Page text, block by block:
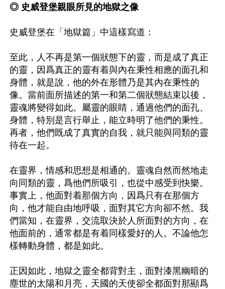
◎ 史威登堡親眼所見的地獄之像
史威登堡在「地獄篇」中這樣寫道：
至此，人不再是第一個狀態下的靈，而是成了真正
的靈，因爲真正的靈有着與內在秉性相應的面孔和
身體，就是說，他的外在形體乃是其內在秉性的
像。當前面所描述的第一和第二個狀態結束以後，
靈魂將變得如此。屬靈的眼睛，通過他們的面孔、
身體，特別是言行舉止，能立時明了他們的秉性。
再者，他們既成了真實的自我，就只能與同類的靈
待在一起。
在靈界，情感和思想是相通的。靈魂自然而然地走
向同類的靈，爲他們所吸引，也從中感受到快樂。
事實上，他面對着那個方向，因爲只有在那個方
向，他才能自由地呼吸，面對其它方向卻不然。我
們當知，在靈界，交流取決於人所面對的方向，在
他面前的，通常都是有着同樣愛好的人。不論他怎
樣轉動身體，都是如此。
正因如此，地獄之靈全都背對主，面對漆黑幽暗的
塵世的太陽和月亮，天國的天使卻全都面對那顯爲